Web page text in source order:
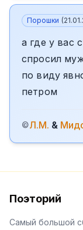
Порошки (
а где у вас
спросил
по виду
петром
©Л.М. &
Поэторий
Самый большой